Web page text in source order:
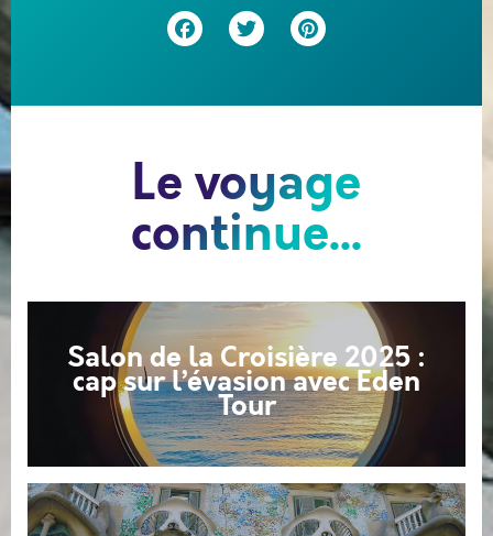
Facebook
Twitter
Le voyage
continue...
Salon de la Croisière 2025 :
cap sur l’évasion avec Eden
Tour